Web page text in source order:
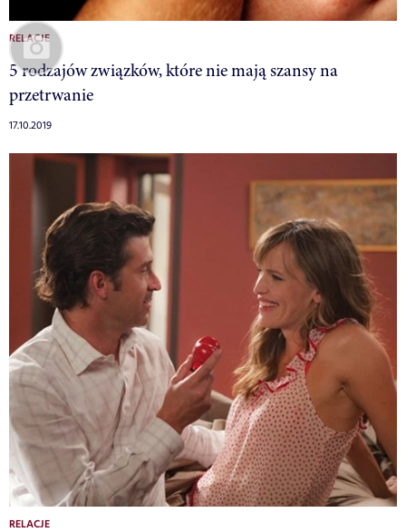
RELACJE
5 rodzajów związków, które nie mają szansy na
przetrwanie
17.10.2019
RELACJE